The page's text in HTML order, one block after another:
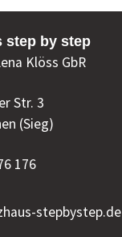
step by step
Klöss GbR
Str. 3
(Sieg)
176
stepbystep.de